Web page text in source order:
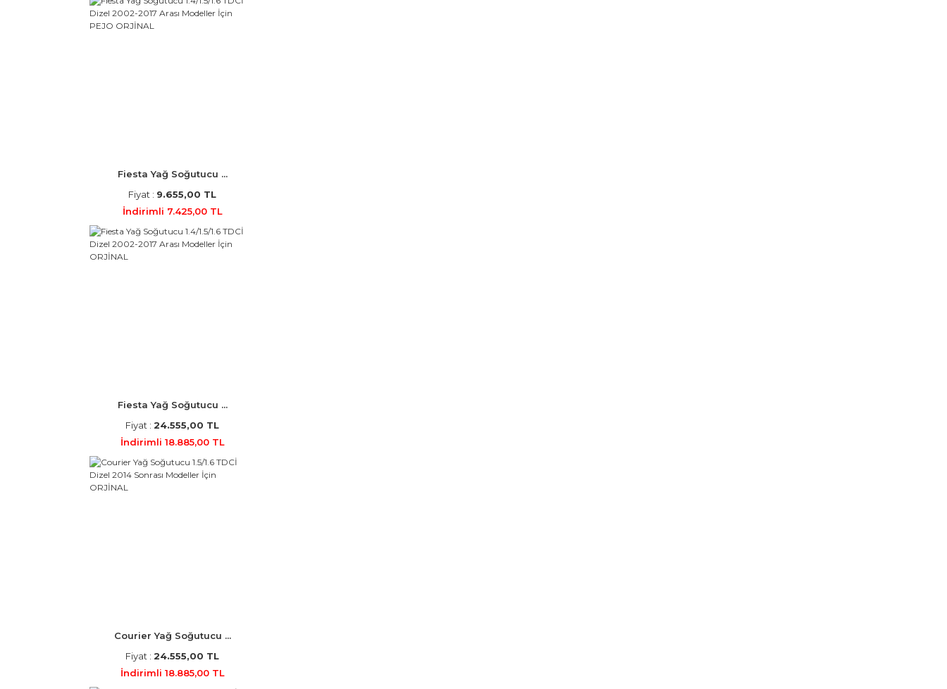
Fiesta Yağ Soğutucu ...
Fiyat : 9.655,00 TL
İndirimli 7.425,00 TL
Fiesta Yağ Soğutucu ...
Fiyat : 24.555,00 TL
İndirimli 18.885,00 TL
Courier Yağ Soğutucu ...
Fiyat : 24.555,00 TL
İndirimli 18.885,00 TL